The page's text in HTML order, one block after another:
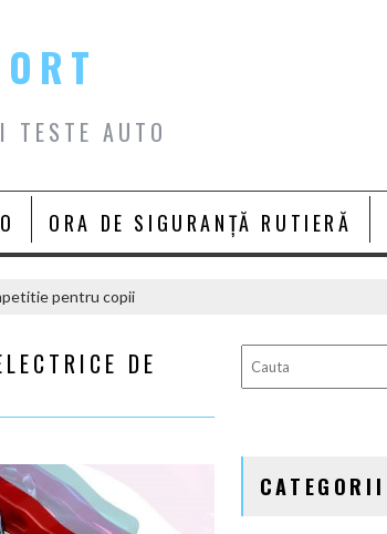
AUTO
ORA DE SIGURANȚĂ RUTIERĂ
pentru copii
DE
CATEGORII